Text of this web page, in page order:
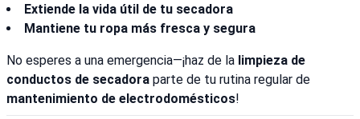
Extiende la vida útil de tu secadora
Mantiene tu ropa más fresca y segura
No esperes a una emergencia—¡haz de la limpieza de
conductos de secadora parte de tu rutina regular de
mantenimiento de electrodomésticos!